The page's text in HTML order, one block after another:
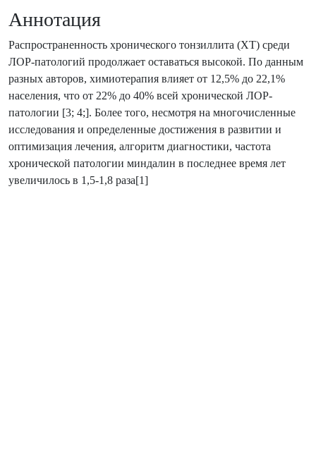
Аннотация
Распространенность хронического тонзиллита (ХТ) среди
ЛОР-патологий продолжает оставаться высокой. По данным
разных авторов, химиотерапия влияет от 12,5% до 22,1%
населения, что от 22% до 40% всей хронической ЛОР-
патологии [3; 4;]. Более того, несмотря на многочисленные
исследования и определенные достижения в развитии и
оптимизация лечения, алгоритм диагностики, частота
хронической патологии миндалин в последнее время лет
увеличилось в 1,5-1,8 раза[1]